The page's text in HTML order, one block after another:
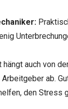
auch von
ab.
den Stress